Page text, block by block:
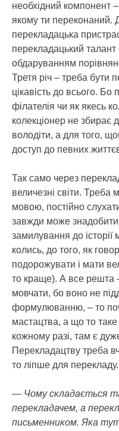
необхідний компонент
якому ти переконаний.
перекладацька
перекладацький
обдаруванням
Третя річ – треба бути
цікавість до всього.
філателія чи як якесь
колекціонер не збирає
володіти, а для того,
доступ до певних
Так само через
величезні світи. Треба
мовою, постійно
завжди може
замилування до
колись, до того, як
подорожувати і мати
то краще). А все решта
мовчати, бо воно не
формулюванню, – то
мастацтва, а що то таке
кожному разі, там є
Перекладацтву треба
то ліпше для перекладу.
— Чому складається
перекладачем, а
письменником. Яка